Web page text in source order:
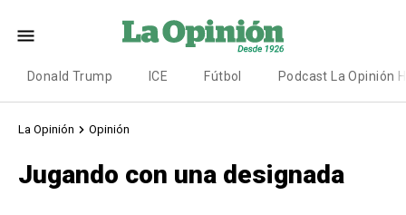
Donald Trump ICE Fútbol Podcast La Opinión
La Opinión Opinión
Jugando con una designada